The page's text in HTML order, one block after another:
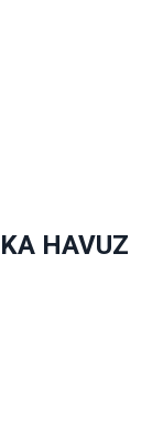
HAVUZ